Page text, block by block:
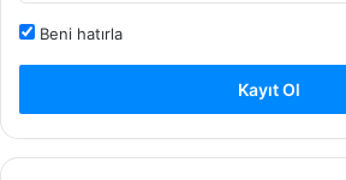
Beni hatırla
Kayıt Ol